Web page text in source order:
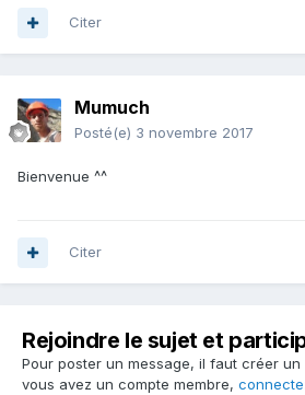
Citer
Mumuch
Posté(e) 3 novembre 2017
Bienvenue ^^
Citer
Rejoindre le sujet et
Pour poster un message, il faut créer un
vous avez un compte membre,